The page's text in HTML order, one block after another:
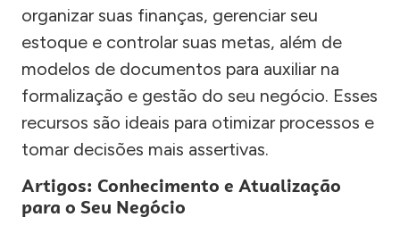
organizar suas finanças, gerenciar seu
estoque e controlar suas metas, além de
modelos de documentos para auxiliar na
formalização e gestão do seu negócio. Esses
recursos são ideais para otimizar processos e
tomar decisões mais assertivas.
Artigos: Conhecimento e Atualização
para o Seu Negócio